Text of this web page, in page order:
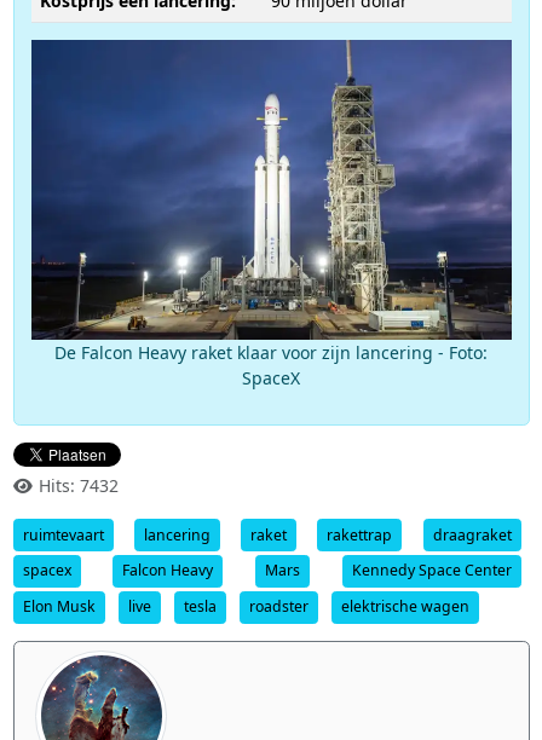
De Falcon Heavy raket klaar voor zijn lancering - Foto:
SpaceX
Hits: 7432
ruimtevaart lancering raket rakettrap
draagraket
spacex
Falcon Heavy Mars
Kennedy Space Center
Elon Musk
live tesla roadster elektrische wagen